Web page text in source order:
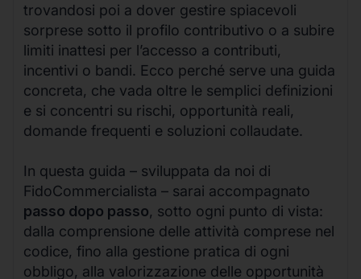
trovandosi poi a dover gestire spiacevoli
sorprese sotto il profilo contributivo o a subire
limiti inattesi per l’accesso a contributi,
incentivi o bandi. Ecco perché serve una guida
concreta, che vada oltre le semplici definizioni
e si concentri su rischi, opportunità reali,
domande frequenti e soluzioni collaudate.
In questa guida – sviluppata da noi di
FidoCommercialista – sarai accompagnato
passo dopo passo, sotto ogni punto di vista:
dalla comprensione delle attività comprese nel
codice, fino alla gestione pratica di ogni
obbligo, alla valorizzazione delle opportunità